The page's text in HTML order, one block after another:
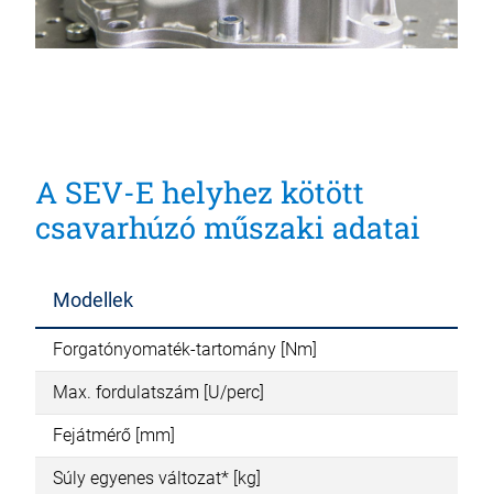
A SEV-E helyhez kötött
csavarhúzó műszaki adatai
Modellek
Forgatónyomaték-tartomány [Nm]
Max. fordulatszám [U/perc]
Fejátmérő [mm]
Súly egyenes változat* [kg]